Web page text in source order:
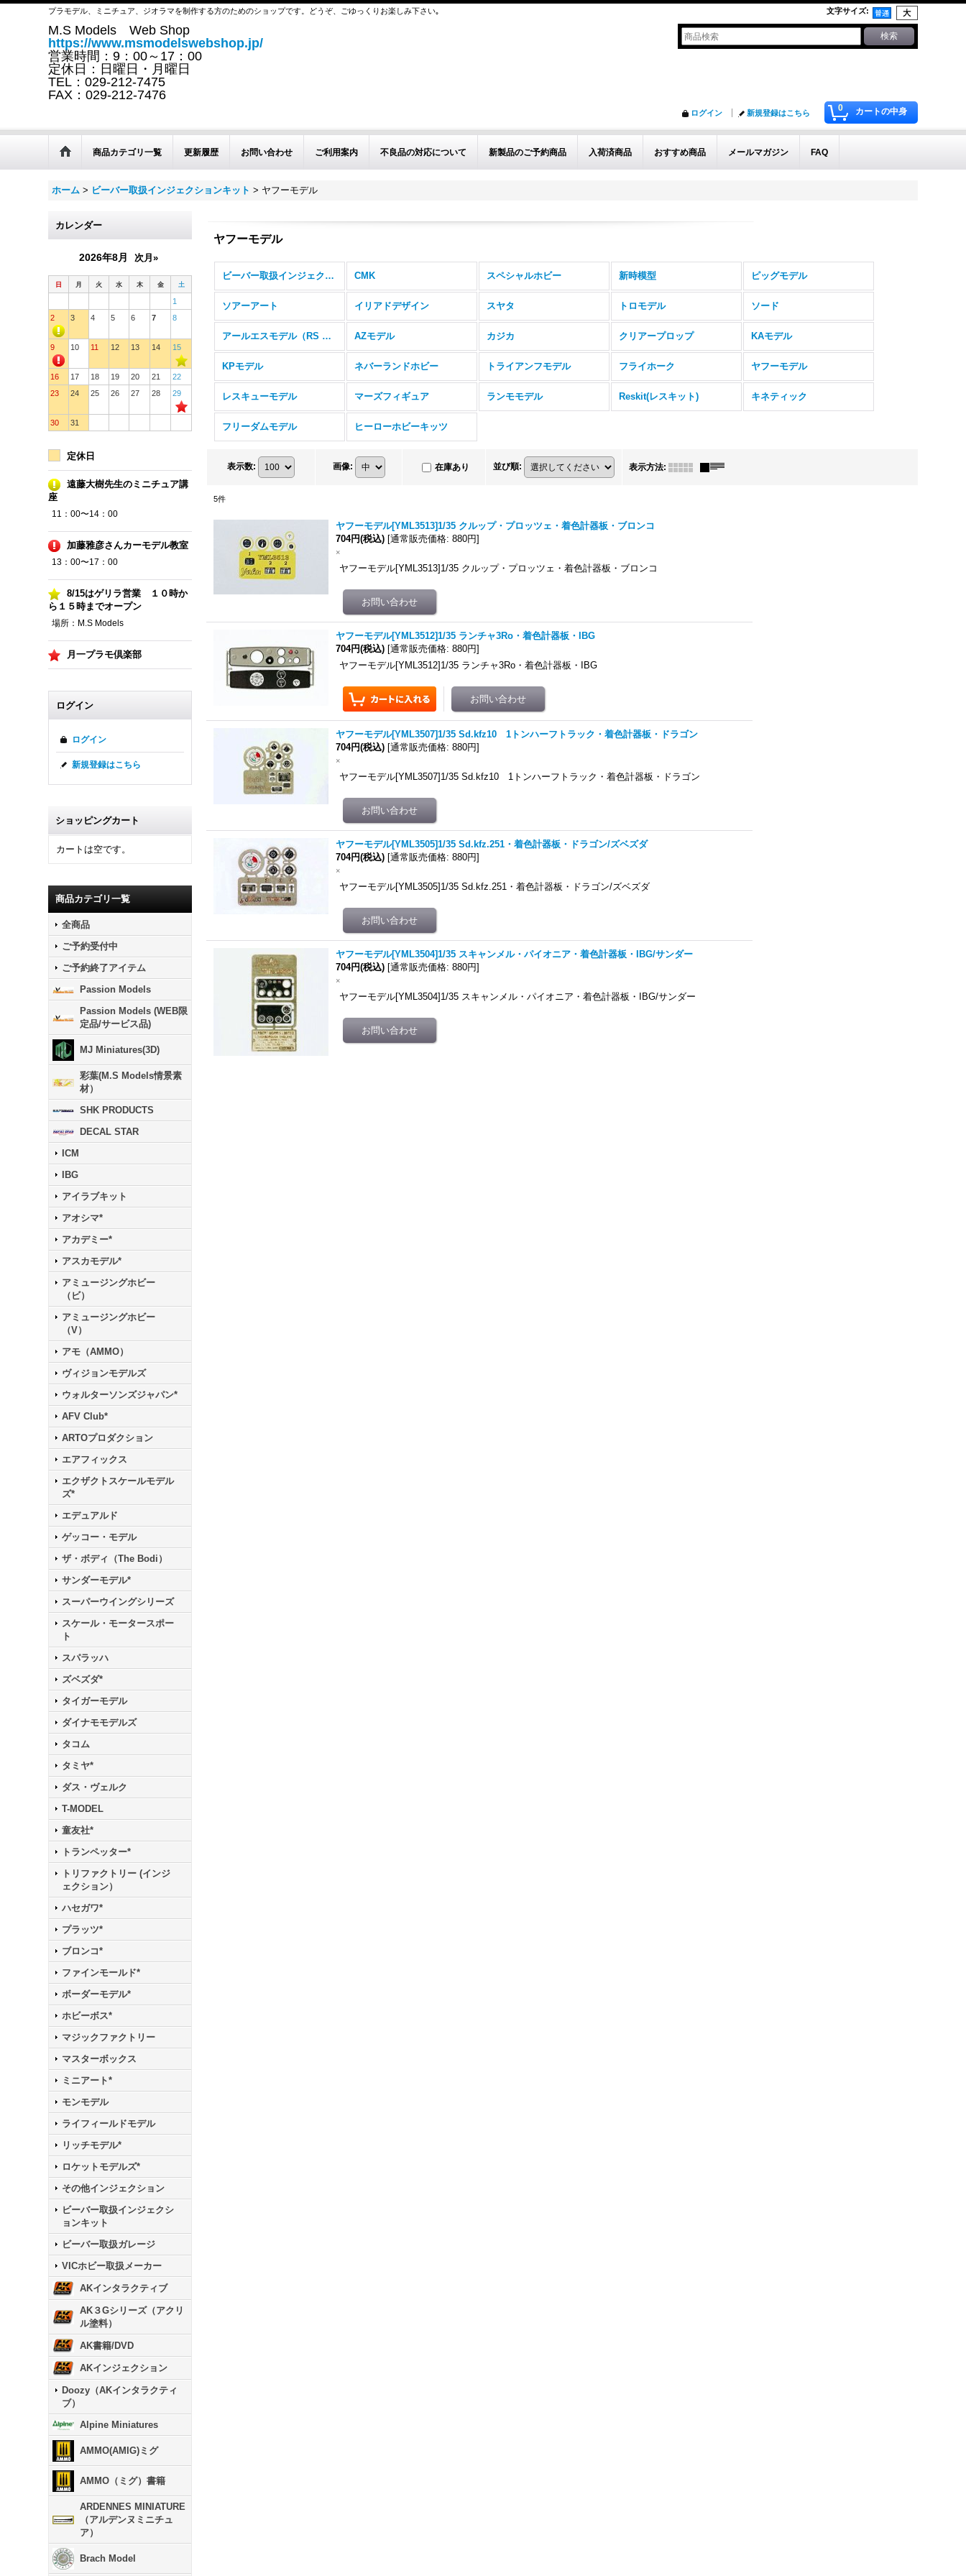
プラモデル、ミニチュア、ジオラマを制作する方のためのショップです。どうぞ、ごゆっくりお楽しみ下さい｡ 文字サイズ:
M.S Models Web Shop
https://www.msmodelswebshop.jp/
営業時間：9：00～17：00
定休日：日曜日・月曜日
TEL：029-212-7475
FAX：029-212-7476
0 カートの中身
ログイン 新規登録はこちら
商品カテゴリ一覧 更新履歴 お問い合わせ ご利用案内 不良品の対応について 新製品のご予約商品 入荷済商品 おすすめ商品 メールマガジン FAQ
ホーム > ビーバー取扱インジェクションキット > ヤフーモデル
カレンダー
2026年8月 次月»
日 月 火 水 木 金 土
1
2
3 4 5 6 7 8
9 10 11 12 13 14 15
16 17 18 19 20 21
22
23
24 25 26 27 28 29
30 31
定休日
遠藤大樹先生のミニチュア講
座
11：00〜14：00
加藤雅彦さんカーモデル教室
13：00〜17：00
8/15はゲリラ営業 １０時か
ら１５時までオープン
場所：M.S Models
月一プラモ倶楽部
ログイン
ログイン
新規登録はこちら
ショッピングカート
カートは空です。
商品カテゴリ一覧
全商品
ご予約受付中
ご予約終了アイテム
Passion Models
Passion Models (WEB限
定品/サービス品)
MJ Miniatures(3D)
彩葉(M.S Models情景素
材）
SHK PRODUCTS
DECAL STAR
ICM
IBG
アイラブキット
アオシマ*
アカデミー*
アスカモデル*
アミュージングホビー
（ビ）
アミュージングホビー
（V）
アモ（AMMO）
ヴィジョンモデルズ
ウォルターソンズジャパン*
AFV Club*
ARTOプロダクション
エアフィックス
エクザクトスケールモデル
ズ*
エデュアルド
ゲッコー・モデル
ザ・ボディ（The Bodi）
サンダーモデル*
スーパーウイングシリーズ
スケール・モータースポー
ト
スパラッハ
ズベズダ*
タイガーモデル
ダイナモモデルズ
タコム
タミヤ*
ダス・ヴェルク
T-MODEL
童友社*
トランペッター*
トリファクトリー (インジ
ェクション）
ハセガワ*
プラッツ*
ブロンコ*
ファインモールド*
ボーダーモデル*
ホビーボス*
マジックファクトリー
マスターボックス
ミニアート*
モンモデル
ライフィールドモデル
リッチモデル*
ロケットモデルズ*
その他インジェクション
ビーバー取扱インジェクシ
ョンキット
ビーバー取扱ガレージ
VICホビー取扱メーカー
AKインタラクティブ
AK３Gシリーズ（アクリ
ル塗料）
AK書籍/DVD
AKインジェクション
Doozy（AKインタラクティ
ブ）
Alpine Miniatures
AMMO(AMIG)ミグ
AMMO（ミグ）書籍
ARDENNES MINIATURE
（アルデンヌミニチュ
ア）
Brach Model
ヤフーモデル
ビーバー取扱インジェクションキット (全商品) CMK スペシャルホビー 新時模型 ピッグモデル
ソアーアート イリアドデザイン スヤタ トロモデル ソード
アールエスモデル（RS MODELS） AZモデル カジカ クリアープロップ KAモデル
KPモデル ネバーランドホビー トライアンフモデル フライホーク ヤフーモデル
レスキューモデル マーズフィギュア ランモモデル Reskit(レスキット) キネティック
フリーダムモデル ヒーローホビーキッツ
表示数: 画像: 在庫あり 並び順: 表示方法:
5件
ヤフーモデル[YML3513]1/35 クルップ・プロッツェ・着色計器板・ブロンコ
704円(税込) [通常販売価格: 880円]
×
ヤフーモデル[YML3513]1/35 クルップ・プロッツェ・着色計器板・ブロンコ
ヤフーモデル[YML3512]1/35 ランチャ3Ro・着色計器板・IBG
704円(税込) [通常販売価格: 880円]
ヤフーモデル[YML3512]1/35 ランチャ3Ro・着色計器板・IBG
ヤフーモデル[YML3507]1/35 Sd.kfz10 1トンハーフトラック・着色計器板・ドラゴン
704円(税込) [通常販売価格: 880円]
×
ヤフーモデル[YML3507]1/35 Sd.kfz10 1トンハーフトラック・着色計器板・ドラゴン
ヤフーモデル[YML3505]1/35 Sd.kfz.251・着色計器板・ドラゴン/ズベズダ
704円(税込) [通常販売価格: 880円]
×
ヤフーモデル[YML3505]1/35 Sd.kfz.251・着色計器板・ドラゴン/ズベズダ
ヤフーモデル[YML3504]1/35 スキャンメル・パイオニア・着色計器板・IBG/サンダー
704円(税込) [通常販売価格: 880円]
×
ヤフーモデル[YML3504]1/35 スキャンメル・パイオニア・着色計器板・IBG/サンダー